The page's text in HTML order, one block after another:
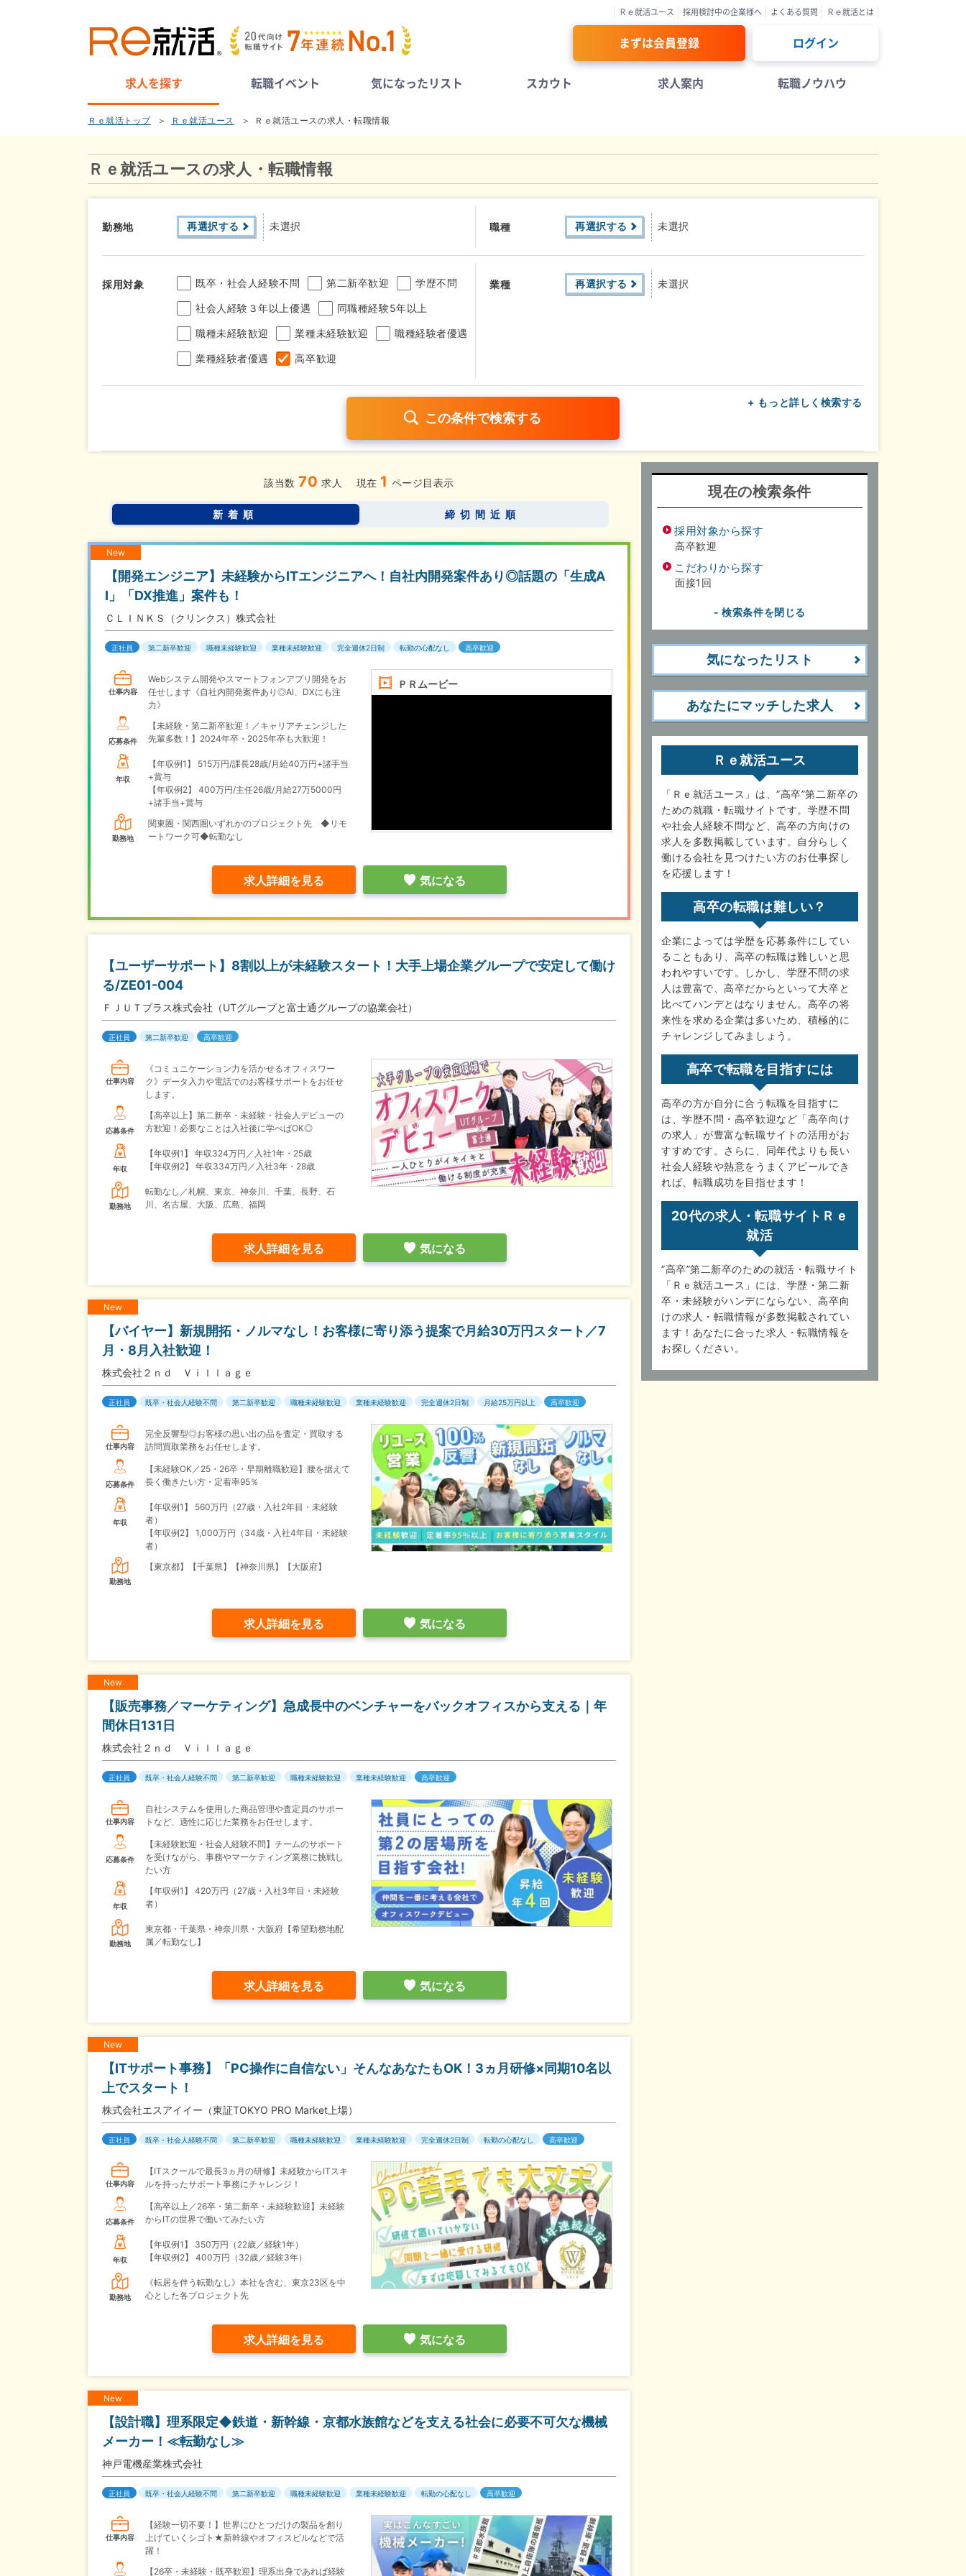
Ｒｅ就活ユース 採用検討中の企業様へ よくある質問 Ｒｅ就活とは
まずは会員登録 ログイン
求人を探す 転職イベント 気になったリスト スカウト 求人案内 転職ノウハウ
Ｒｅ就活トップ Ｒｅ就活ユース Ｒｅ就活ユースの求人・転職情報
Ｒｅ就活ユースの求人・転職情報
勤務地 再選択する 未選択 職種 再選択する 未選択
採用対象 既卒・社会人経験不問 第二新卒歓迎 学歴不問
社会人経験３年以上優遇 同職種経験5年以上
職種未経験歓迎 業種未経験歓迎 職種経験者優遇
業種経験者優遇 高卒歓迎
業種 再選択する 未選択
完全週休2日制 年間休日120日以上 残業少なめ（1日1時間以内）
土日面接OK 書類選考なし
+ もっと詳しく検索する
該当数 70 求人 現在 1 ページ目表示
新着順 締切間近順
New
【開発エンジニア】未経験からITエンジニアへ！自社内開発案件あり◎話題の「生成A
I」「DX推進」案件も！
ＣＬＩＮＫＳ（クリンクス）株式会社
正社員 第二新卒歓迎 職種未経験歓迎 業種未経験歓迎 完全週休2日制 転勤の心配なし 高卒歓迎
ＰＲムービー
仕事内容
Webシステム開発やスマートフォンアプリ開発をお
任せします《自社内開発案件あり◎AI、DXにも注
力》
応募条件
【未経験・第二新卒歓迎！／キャリアチェンジした
先輩多数！】2024年卒・2025年卒も大歓迎！
年収
【年収例1】
515万円/課長28歳/月給40万円+諸手当
+賞与
【年収例2】
400万円/主任26歳/月給27万5000円
+諸手当+賞与
勤務地
関東圏・関西圏いずれかのプロジェクト先 ◆リモ
ートワーク可◆転勤なし
求人詳細を見る 気になる
【ユーザーサポート】8割以上が未経験スタート！大手上場企業グループで安定して働け
る/ZE01-004
ＦＪＵＴプラス株式会社（UTグループと富士通グループの協業会社）
正社員 第二新卒歓迎 高卒歓迎
仕事内容
《コミュニケーション力を活かせるオフィスワー
ク》データ入力や電話でのお客様サポートをお任せ
します。
応募条件
【高卒以上】第二新卒・未経験・社会人デビューの
方歓迎！必要なことは入社後に学べばOK◎
年収
【年収例1】
年収324万円／入社1年・25歳
【年収例2】
年収334万円／入社3年・28歳
勤務地
転勤なし／札幌、東京、神奈川、千葉、長野、石
川、名古屋、大阪、広島、福岡
求人詳細を見る 気になる
New
【バイヤー】新規開拓・ノルマなし！お客様に寄り添う提案で月給30万円スタート／7
月・8月入社歓迎！
株式会社２ｎｄ Ｖｉｌｌａｇｅ
正社員 既卒・社会人経験不問 第二新卒歓迎 職種未経験歓迎 業種未経験歓迎 完全週休2日制 月給25万円以上 高卒歓迎
仕事内容
完全反響型◎お客様の思い出の品を査定・買取する
訪問買取業務をお任せします。
応募条件
【未経験OK／25・26卒・早期離職歓迎】腰を据えて
長く働きたい方・定着率95％
年収
【年収例1】
560万円（27歳・入社2年目・未経験
者）
【年収例2】
1,000万円（34歳・入社4年目・未経験
者）
勤務地
【東京都】【千葉県】【神奈川県】【大阪府】
求人詳細を見る 気になる
New
【販売事務／マーケティング】急成長中のベンチャーをバックオフィスから支える｜年
間休日131日
株式会社２ｎｄ Ｖｉｌｌａｇｅ
正社員 既卒・社会人経験不問 第二新卒歓迎 職種未経験歓迎 業種未経験歓迎 高卒歓迎
仕事内容
自社システムを使用した商品管理や査定員のサポー
トなど、適性に応じた業務をお任せします。
応募条件
【未経験歓迎・社会人経験不問】チームのサポート
を受けながら、事務やマーケティング業務に挑戦し
たい方
年収
【年収例1】
420万円（27歳・入社3年目・未経験
者）
勤務地
東京都・千葉県・神奈川県・大阪府【希望勤務地配
属／転勤なし】
求人詳細を見る 気になる
New
【ITサポート事務】「PC操作に自信ない」そんなあなたもOK！3ヵ月研修×同期10名以
上でスタート！
株式会社エスアイイー（東証TOKYO PRO Market上場）
正社員 既卒・社会人経験不問 第二新卒歓迎 職種未経験歓迎 業種未経験歓迎 完全週休2日制 転勤の心配なし 高卒歓迎
仕事内容
【ITスクールで最長3ヵ月の研修】未経験からITスキ
ルを持ったサポート事務にチャレンジ！
応募条件
【高卒以上／26卒・第二新卒・未経験歓迎】未経験
からITの世界で働いてみたい方
年収
【年収例1】
350万円（22歳／経験1年）
【年収例2】
400万円（32歳／経験3年）
勤務地
《転居を伴う転勤なし》本社を含む、東京23区を中
心とした各プロジェクト先
求人詳細を見る 気になる
New
【設計職】理系限定◆鉄道・新幹線・京都水族館などを支える社会に必要不可欠な機械
メーカー！≪転勤なし≫
神戸電機産業株式会社
正社員 既卒・社会人経験不問 第二新卒歓迎 職種未経験歓迎 業種未経験歓迎 転勤の心配なし 高卒歓迎
仕事内容
【経験一切不要！】世界にひとつだけの製品を創り
上げていくシゴト★新幹線やオフィスビルなどで活
躍！
【26卒・未経験・既卒歓迎】理系出身であれば経験
現在の検索条件
採用対象から探す
高卒歓迎
こだわりから探す
面接1回
- 検索条件を閉じる
気になったリスト
あなたにマッチした求人
Ｒｅ就活ユース
「Ｒｅ就活ユース」は、”高卒”第二新卒の
ための就職・転職サイトです。学歴不問
や社会人経験不問など、高卒の方向けの
求人を多数掲載しています。自分らしく
働ける会社を見つけたい方のお仕事探し
を応援します！
高卒の転職は難しい？
企業によっては学歴を応募条件にしてい
ることもあり、高卒の転職は難しいと思
われやすいです。しかし、学歴不問の求
人は豊富で、高卒だからといって大卒と
比べてハンデとはなりません。高卒の将
来性を求める企業は多いため、積極的に
チャレンジしてみましょう。
高卒で転職を目指すには
高卒の方が自分に合う転職を目指すに
は、学歴不問・高卒歓迎など「高卒向け
の求人」が豊富な転職サイトの活用がお
すすめです。さらに、同年代よりも長い
社会人経験や熱意をうまくアピールでき
れば、転職成功を目指せます！
20代の求人・転職サイトＲｅ
就活
”高卒”第二新卒のための就活・転職サイト
「Ｒｅ就活ユース」には、学歴・第二新
卒・未経験がハンデにならない、高卒向
けの求人・転職情報が多数掲載されてい
ます！あなたに合った求人・転職情報を
お探しください。